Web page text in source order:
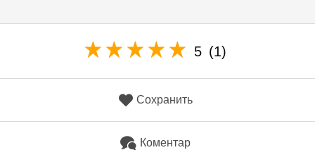
5 (1)
Сохранить
Коментар